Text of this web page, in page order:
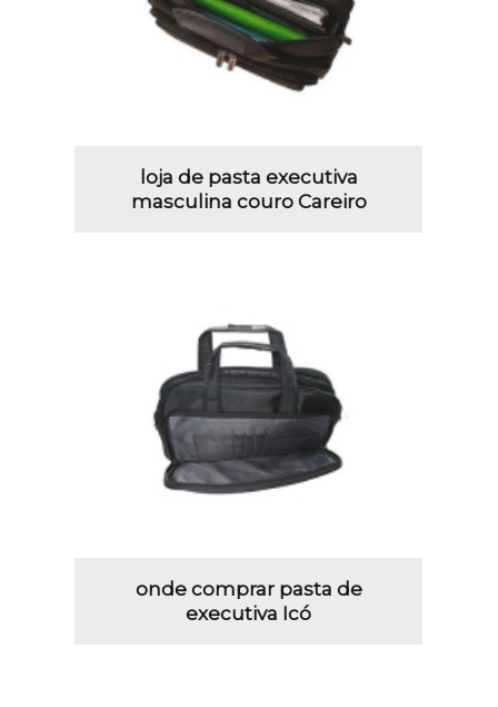
loja de pasta executiva
masculina couro Careiro
onde comprar pasta de
executiva Icó